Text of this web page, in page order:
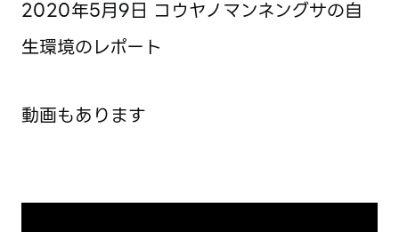
2020年5月9日 コウヤノマンネングサの自
生環境のレポート
動画もあります